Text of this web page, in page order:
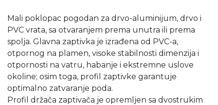
Mali poklopac pogodan za drvo-aluminijum, drvo i
PVC vrata, sa otvaranjem prema unutra ili prema
spolja. Glavna zaptivka je izrađena od PVC-a,
otpornog na plamen, visoke stabilnosti dimenzija i
otpornosti na vatru, habanje i ekstremne uslove
okoline; osim toga, profil zaptivke garantuje
optimalno zatvaranje poda.
Profil držača zaptivača je opremljen sa dvostrukim